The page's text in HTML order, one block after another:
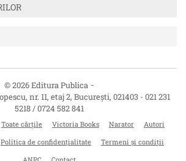
© 2026 Editura Publica -
nr. 11, etaj 2, București, 021403 - 021 231
5218 / 0724 582 841
Toate cărțile Victoria Books Narator
Autori
Politica de confidențialitate
Termeni și condiții